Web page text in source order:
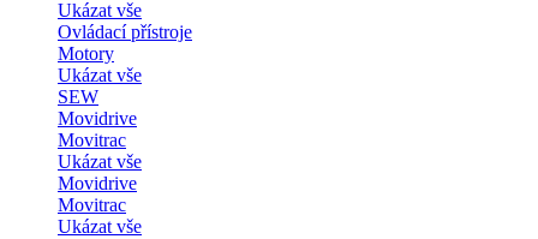
Ukázat vše
Ovládací přístroje
Motory
Ukázat vše
SEW
Movidrive
Movitrac
Ukázat vše
Movidrive
Movitrac
Ukázat vše